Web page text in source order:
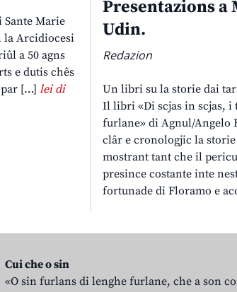
Sante Marie
la Arcidiocesi
a 50 agns
e dutis chês
par […] lei di
Presentazions a
Udin.
Redazion
Un libri su la storie dai
Il libri «Di scjas in scjas, i
furlane» di Agnul/Angelo
clâr e cronologjic la
mostrant tant che il
presince costante inte
fortunade di Floramo e
Cui che o sin
«O sin furlans di lenghe furlane, che a son